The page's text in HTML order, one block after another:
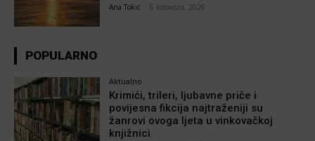
Ana Tokić 6 kolovoza, 2026
POPULARNO
Aktualno
Krimići, trileri, ljubavne priče i
povijesna fikcija najtraženiji su
žanrovi ovoga ljeta u vinkovačkoj
knjižnici